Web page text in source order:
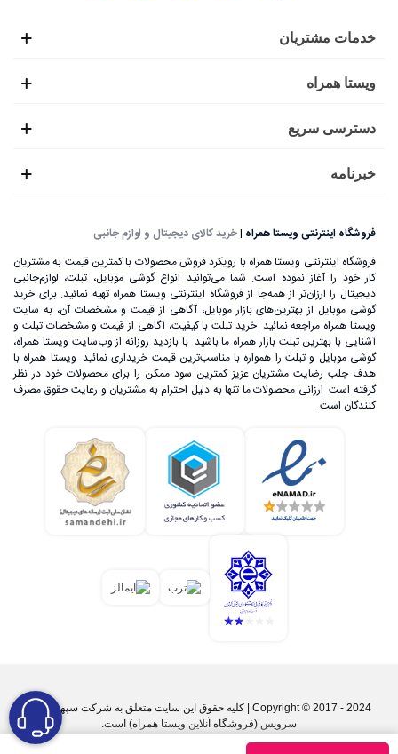
خدمات مشتریان
ویستا همراه
دسترسی سریع
خبرنامه
فروشگاه اینترنتی ویستا همراه |خرید کالای دیجیتال و لوازم جانبی
فروشگاه اینترنتی ویستا همراه با رویکرد فروش محصولات با کمترین قیمت به مشتریان
کار خود را آغاز نموده است. شما می‌توانید انواع گوشی موبایل، تبلت، لوازم‌جانبی
دیجیتال را ارزان‌تر از همه‌جا از فروشگاه اینترنتی ویستا همراه تهیه نمائید. برای خرید
گوشی موبایل از بهترین‌های بازار موبایل، آگاهی از قیمت و مشخصات آن، به ‌سایت
ویستا همراه مراجعه نمائید. خرید تبلت با کیفیت، آگاهی از قیمت و مشخصات تبلت و
آشنایی با بهترین تبلت بازار همراه ما باشید. با بازدید روزانه از وب‌سایت ویستا همراه،
گوشی موبایل و تبلت را همواره با مناسب‌ترین قیمت خریداری نمائید. ویستا همراه با
هدف جلب رضایت مشتریان عزیز کمترین سود ممکن را برای محصولات خود در نظر
گرفته است. ارزانی محصولات ما تنها به دلیل احترام به مشتریان و رعایت حقوق مصرف
کنندگان است.
Copyright © 2017 - 2024 | کليه حقوق اين سايت متعلق به شرکت سپهر پارس
سرویس (فروشگاه آنلاین ویستا همراه) است.